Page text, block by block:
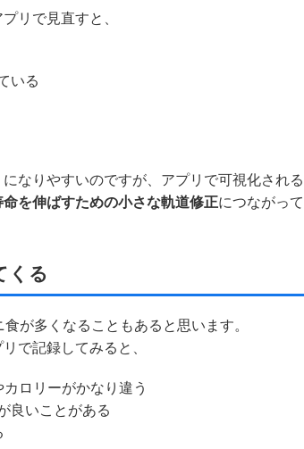
リで見直すと、
いる
なりやすいのですが、アプリで可視化される
命を伸ばすための小さな軌道修正につながって
くる
が多くなることもあると思います。
で記録してみると、
ロリーがかなり違う
良いことがある